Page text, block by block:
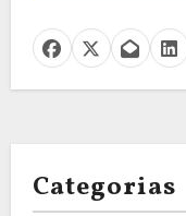
Categorias